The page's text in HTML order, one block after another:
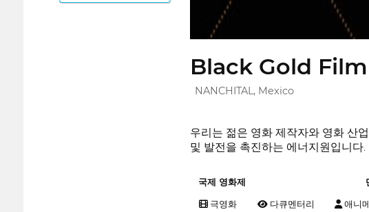
Black Gold
NANCHITAL, Mexico
우리는 젊은 영화 제작자와 영화 산
및 발전을 촉진하는 에너지원입니다.
국제 영화제
극영화 다큐멘터리 애니